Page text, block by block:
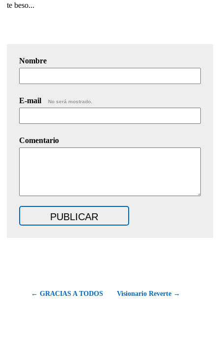
te beso...
Nombre
E-mail No será mostrado.
Comentario
← GRACIAS A TODOS Visionario Reverte →